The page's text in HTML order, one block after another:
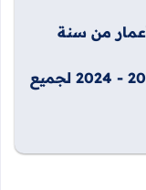
من سنة
تحميل أسئلة لسنوات 2022 - 2023 - 2024 لجميع